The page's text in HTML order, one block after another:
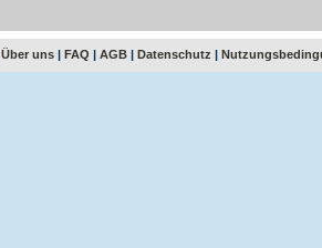
Über uns | FAQ | AGB | Datenschutz |